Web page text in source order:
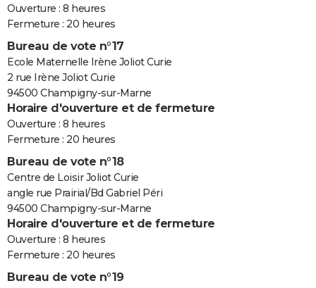
Ouverture : 8 heures
Fermeture : 20 heures
Bureau de vote n°17
Ecole Maternelle Irène Joliot Curie
2 rue Irène Joliot Curie
94500 Champigny-sur-Marne
Horaire d'ouverture et de fermeture
Ouverture : 8 heures
Fermeture : 20 heures
Bureau de vote n°18
Centre de Loisir Joliot Curie
angle rue Prairial/Bd Gabriel Péri
94500 Champigny-sur-Marne
Horaire d'ouverture et de fermeture
Ouverture : 8 heures
Fermeture : 20 heures
Bureau de vote n°19